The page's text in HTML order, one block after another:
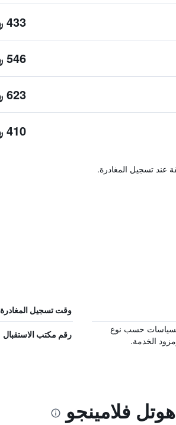
433 ﷼
546 ﷼
623 ﷼
410 ﷼
عند تسجيل المغادرة.
وقت تسجيل المغادرة
حسب نوع
الخدمة.
رقم مكتب الاستقبال
فلامينجو